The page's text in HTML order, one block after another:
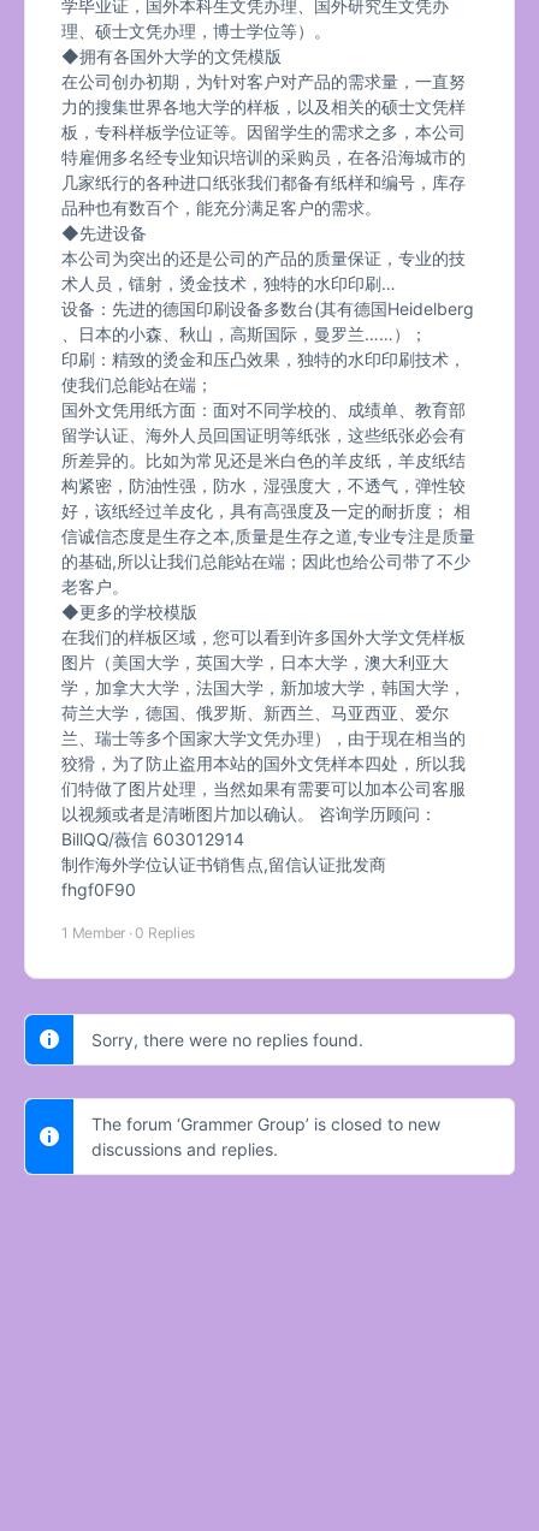
学毕业证，国外本科生文凭办理、国外研究生文凭办
理、硕士文凭办理，博士学位等）。
◆拥有各国外大学的文凭模版
在公司创办初期，为针对客户对产品的需求量，一直努
力的搜集世界各地大学的样板，以及相关的硕士文凭样
板，专科样板学位证等。因留学生的需求之多，本公司
特雇佣多名经专业知识培训的采购员，在各沿海城市的
几家纸行的各种进口纸张我们都备有纸样和编号，库存
品种也有数百个，能充分满足客户的需求。
◆先进设备
本公司为突出的还是公司的产品的质量保证，专业的技
术人员，镭射，烫金技术，独特的水印印刷…
设备：先进的德国印刷设备多数台(其有德国Heidelberg
、日本的小森、秋山，高斯国际，曼罗兰……）；
印刷：精致的烫金和压凸效果，独特的水印印刷技术，
使我们总能站在端；
国外文凭用纸方面：面对不同学校的、成绩单、教育部
留学认证、海外人员回国证明等纸张，这些纸张必会有
所差异的。比如为常见还是米白色的羊皮纸，羊皮纸结
构紧密，防油性强，防水，湿强度大，不透气，弹性较
好，该纸经过羊皮化，具有高强度及一定的耐折度； 相
信诚信态度是生存之本,质量是生存之道,专业专注是质量
的基础,所以让我们总能站在端；因此也给公司带了不少
老客户。
◆更多的学校模版
在我们的样板区域，您可以看到许多国外大学文凭样板
图片（美国大学，英国大学，日本大学，澳大利亚大
学，加拿大大学，法国大学，新加坡大学，韩国大学，
荷兰大学，德国、俄罗斯、新西兰、马亚西亚、爱尔
兰、瑞士等多个国家大学文凭办理），由于现在相当的
狡猾，为了防止盗用本站的国外文凭样本四处，所以我
们特做了图片处理，当然如果有需要可以加本公司客服
以视频或者是清晰图片加以确认。 咨询学历顾问：
BillQQ/薇信 603012914
制作海外学位认证书销售点,留信认证批发商
fhgf0F90
1 Member · 0 Replies
Sorry, there were no replies found.
The forum ‘Grammer Group’ is closed to new
discussions and replies.